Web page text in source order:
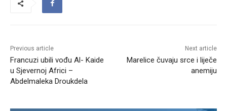
Previous article
Francuzi ubili vođu Al- Kaide
u Sjevernoj Africi –
Abdelmaleka Droukdela
Next article
Marelice čuvaju srce i liječe
anemiju